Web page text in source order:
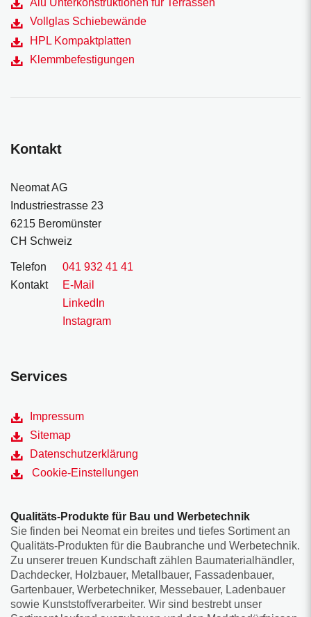
Alu Unterkonstruktionen für Terrassen
Vollglas Schiebewände
HPL Kompaktplatten
Klemmbefestigungen
Kontakt
Neomat AG
Industriestrasse 23
6215 Beromünster
CH Schweiz
Telefon
041 932 41 41
Kontakt
E-Mail
LinkedIn
Instagram
Services
Impressum
Sitemap
Datenschutzerklärung
Cookie-Einstellungen
Qualitäts-Produkte für Bau und Werbetechnik
Sie finden bei Neomat ein breites und tiefes Sortiment an
Qualitäts-Produkten für die Baubranche und Werbetechnik.
Zu unserer treuen Kundschaft zählen Baumaterialhändler,
Dachdecker, Holzbauer, Metallbauer, Fassadenbauer,
Gartenbauer, Werbetechniker, Messebauer, Ladenbauer
sowie Kunststoffverarbeiter. Wir sind bestrebt unser